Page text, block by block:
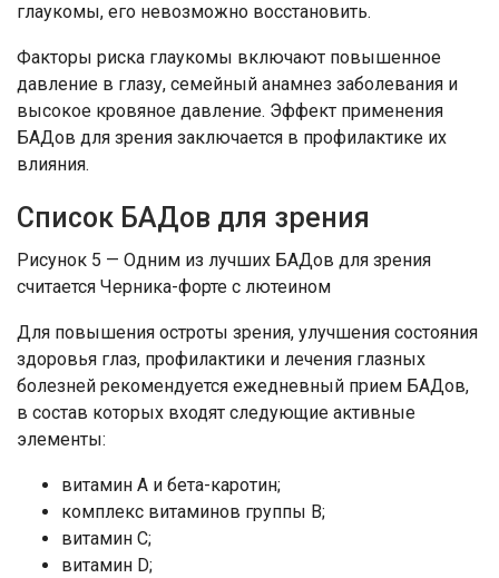
глаукомы, его невозможно восстановить.
Факторы риска глаукомы включают повышенное
давление в глазу, семейный анамнез заболевания и
высокое кровяное давление. Эффект применения
БАДов для зрения заключается в профилактике их
влияния.
Список БАДов для зрения
Рисунок 5 — Одним из лучших БАДов для зрения
считается Черника-форте с лютеином
Для повышения остроты зрения, улучшения состояния
здоровья глаз, профилактики и лечения глазных
болезней рекомендуется ежедневный прием БАДов,
в состав которых входят следующие активные
элементы:
витамин А и бета-каротин;
комплекс витаминов группы В;
витамин С;
витамин D;